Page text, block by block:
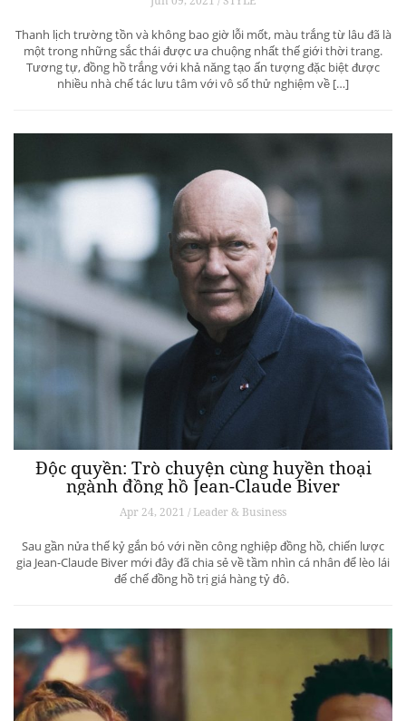
Thanh lịch trường tồn và không bao giờ lỗi mốt, màu trắng từ lâu đã là
một trong những sắc thái được ưa chuộng nhất thế giới thời trang.
Tương tự, đồng hồ trắng với khả năng tạo ấn tượng đặc biệt được
nhiều nhà chế tác lưu tâm với vô số thử nghiệm về […]
Độc quyền: Trò chuyện cùng huyền thoại
ngành đồng hồ Jean-Claude Biver
Apr 24, 2021 / Leader & Business
Sau gần nửa thế kỷ gắn bó với nền công nghiệp đồng hồ, chiến lược
gia Jean-Claude Biver mới đây đã chia sẻ về tầm nhìn cá nhân để lèo lái
đế chế đồng hồ trị giá hàng tỷ đô.